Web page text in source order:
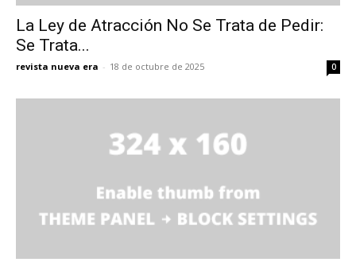
La Ley de Atracción No Se Trata de Pedir:
Se Trata...
revista nueva era - 18 de octubre de 2025 0